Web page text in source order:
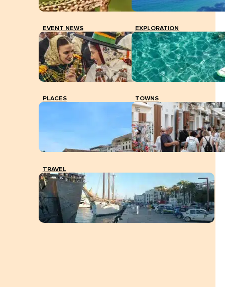
EVENT NEWS EXPLORATION
PLACES TOWNS
TRAVEL